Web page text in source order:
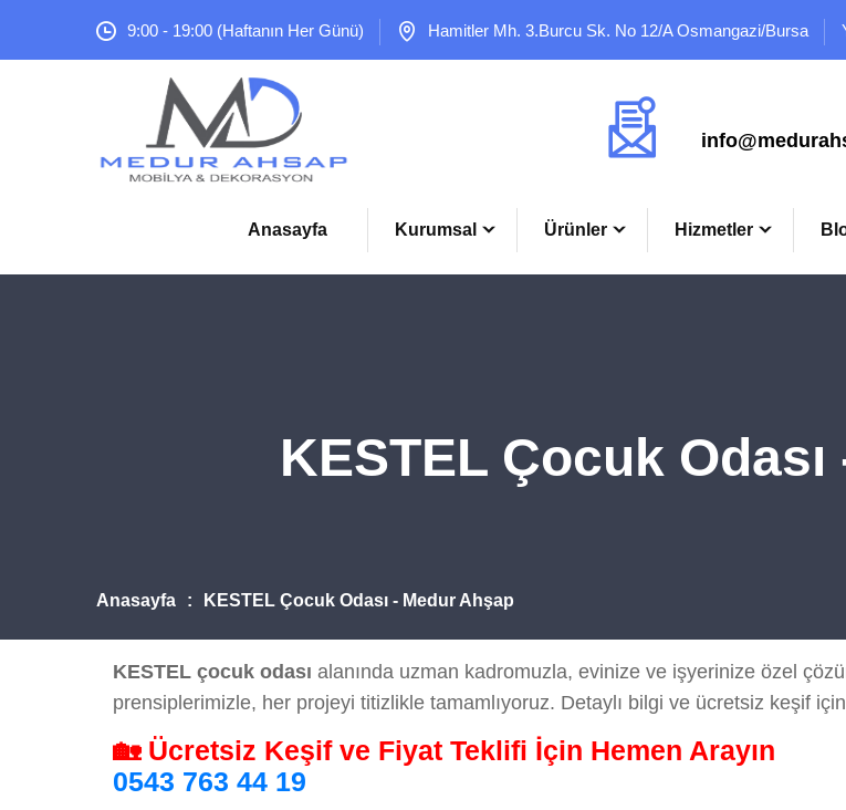
9:00 - 19:00 (Haftanın Her Günü) Hamitler Mh. 3.Burcu Sk. No 12/A Osmangazi/Bursa
Anasayfa Kurumsal Ürünler Hizmetler
KESTEL Çocuk
Anasayfa KESTEL Çocuk Odası - Medur Ahşap
KESTEL çocuk odası alanında uzman kadromuzla, evinize ve işyerinize özel
prensiplerimizle, her projeyi titizlikle tamamlıyoruz. Detaylı bilgi ve ücretsiz keşif için
🏡 Ücretsiz Keşif ve Fiyat Teklifi İçin Hemen Arayın
0543 763 44 19